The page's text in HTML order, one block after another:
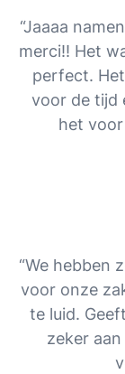
“Jaaaa
merci!! Het
perfect.
voor de tijd
het
“We hebben
voor onze
te luid.
zeker